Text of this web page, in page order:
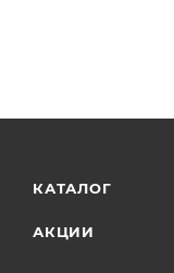
КАТАЛОГ
АКЦИИ